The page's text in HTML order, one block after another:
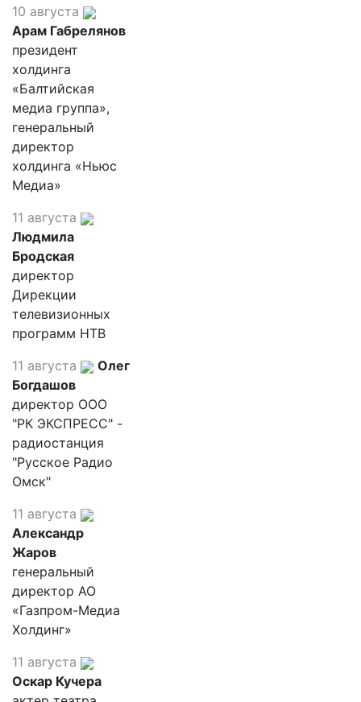
10 августа
Арам Габрелянов
президент
холдинга
«Балтийская
медиа группа»,
генеральный
директор
холдинга «Ньюс
Медиа»
11 августа
Людмила
Бродская
директор
Дирекции
телевизионных
программ НТВ
11 августа
Олег
Богдашов
директор ООО
"РК ЭКСПРЕСС" -
радиостанция
"Русское Радио
Омск"
11 августа
Александр
Жаров
генеральный
директор АО
«Газпром-Медиа
Холдинг»
11 августа
Оскар Кучера